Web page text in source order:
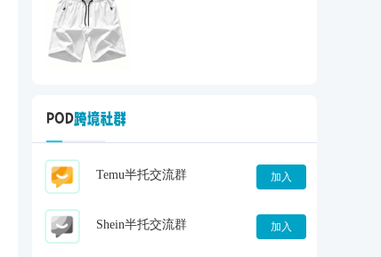
Temu半托交流群 加入
Shein半托交流群 加入